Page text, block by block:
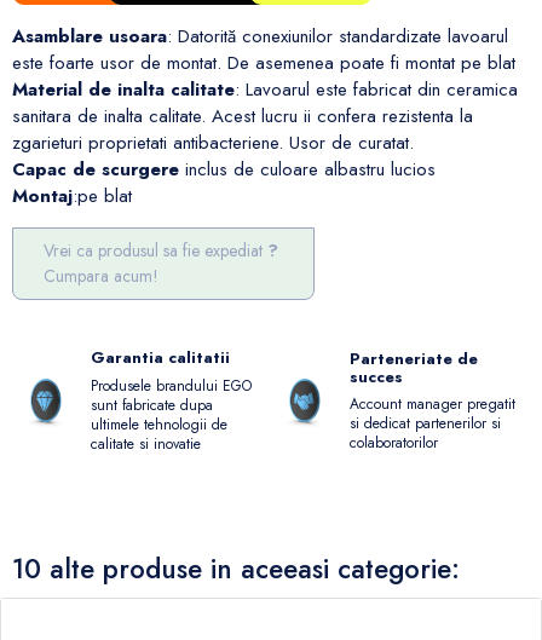
Asamblare usoara: Datorită conexiunilor standardizate lavoarul
este foarte usor de montat. De asemenea poate fi montat pe blat
Material de inalta calitate: Lavoarul este fabricat din ceramica
sanitara de inalta calitate. Acest lucru ii confera rezistenta la
zgarieturi proprietati antibacteriene. Usor de curatat.
Capac de scurgere inclus de culoare albastru lucios
Montaj:pe blat
Vrei ca produsul sa fie expediat
Cumpara acum!
Garantia calitatii
Produsele brandului EGO
sunt fabricate dupa
ultimele tehnologii de
calitate si inovatie
Parteneriate de
succes
Account manager pregatit
si dedicat partenerilor si
colaboratorilor
10 alte produse in aceeasi categorie: